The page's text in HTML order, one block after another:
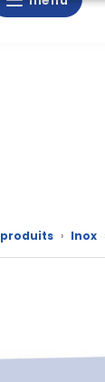
menu
produits › Inox